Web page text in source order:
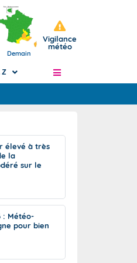
Demain
Vigilance
météo
de J+2 à J+7
à l'échelle
Z
élevé à très
la
sur le
: Météo-
pour bien